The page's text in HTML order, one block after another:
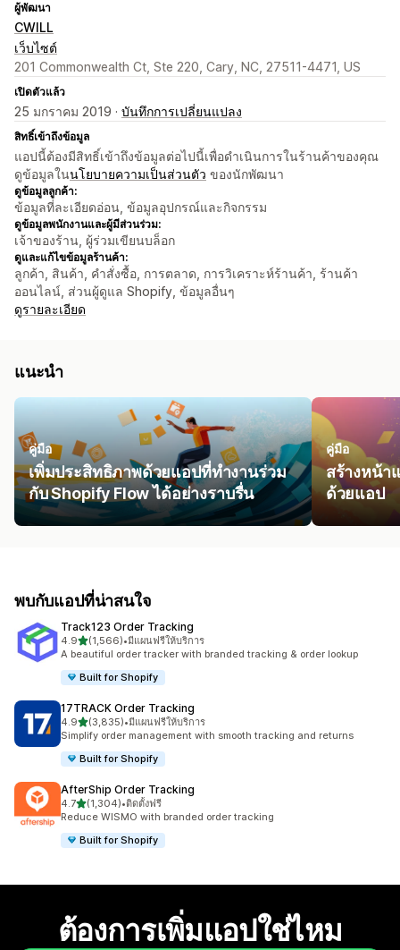
ผู้พัฒนา
CWILL
เว็บไซต์
201 Commonwealth Ct, Ste 220, Cary, NC, 27511-4471, US
เปิดตัวแล้ว
25 มกราคม 2019 · บันทึกการเปลี่ยนแปลง
สิทธิ์เข้าถึงข้อมูล
แอปนี้ต้องมีสิทธิ์เข้าถึงข้อมูลต่อไปนี้เพื่อดำเนินการในร้านค้าของคุณ
ดูข้อมูลในนโยบายความเป็นส่วนตัว ของนักพัฒนา
ดูข้อมูลลูกค้า:
ข้อมูลที่ละเอียดอ่อน, ข้อมูลอุปกรณ์และกิจกรรม
ดูข้อมูลพนักงานและผู้มีส่วนร่วม:
เจ้าของร้าน, ผู้ร่วมเขียนบล็อก
ดูและแก้ไขข้อมูลร้านค้า:
ลูกค้า, สินค้า, คำสั่งซื้อ, การตลาด, การวิเคราะห์ร้านค้า, ร้านค้า
ออนไลน์, ส่วนผู้ดูแล Shopify, ข้อมูลอื่นๆ
ดูรายละเอียด
แนะนำ
คู่มือ
เพิ่มประสิทธิภาพด้วยแอปที่ทำงานร่วม
กับ Shopify Flow ได้อย่างราบรื่น
คู่มือ
สร้างหน้า
ด้วยแอป
พบกับแอปที่น่าสนใจ
Track123 Order Tracking
4.9เต็ม 5 ดาว
(1,566)
ทั้งหมด 1566 รีวิว
•มีแผนฟรีให้บริการ
A beautiful order tracker with branded tracking & order lookup
Built for Shopify
17TRACK Order Tracking
4.9เต็ม 5 ดาว
(3,835)
ทั้งหมด 3835 รีวิว
•มีแผนฟรีให้บริการ
Simplify order management with smooth tracking and returns
Built for Shopify
AfterShip Order Tracking
4.7เต็ม 5 ดาว
(1,304)
ทั้งหมด 1304 รีวิว
•ติดตั้งฟรี
Reduce WISMO with branded order tracking
Built for Shopify
ต้องการเพิ่มแอปใช่ไหม